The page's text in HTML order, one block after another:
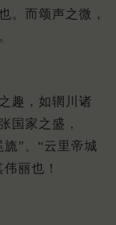
。而颂声之微，
趣，如辋川诸
国家之盛，
”、“云里帝城
丽也！